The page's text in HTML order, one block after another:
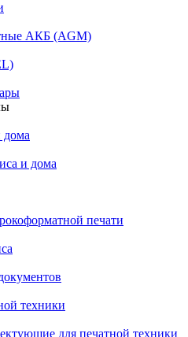
АКБ (AGM)
и дома
печати
техники
для печатной техники